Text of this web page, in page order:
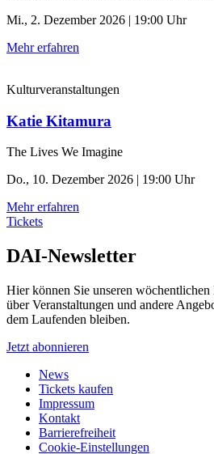
Mi., 2. Dezember 2026 | 19:00 Uhr
Mehr erfahren
Kulturveranstaltungen
Katie Kitamura
The Lives We Imagine
Do., 10. Dezember 2026 | 19:00 Uhr
Mehr erfahren
Tickets
DAI-Newsletter
Hier können Sie unseren
über Veranstaltungen und andere
dem Laufenden bleiben.
Jetzt abonnieren
News
Tickets kaufen
Impressum
Kontakt
Barrierefreiheit
Cookie-Einstellungen